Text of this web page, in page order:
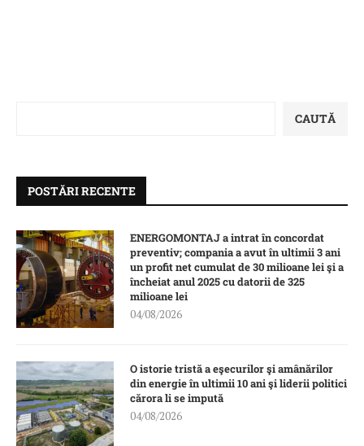
CAUTĂ
POSTĂRI RECENTE
ENERGOMONTAJ a intrat în concordat
preventiv; compania a avut în ultimii 3 ani
un profit net cumulat de 30 milioane lei şi a
încheiat anul 2025 cu datorii de 325
milioane lei
04/08/2026
O istorie tristă a eşecurilor şi amânărilor
din energie în ultimii 10 ani şi liderii politici
cărora li se impută
04/08/2026